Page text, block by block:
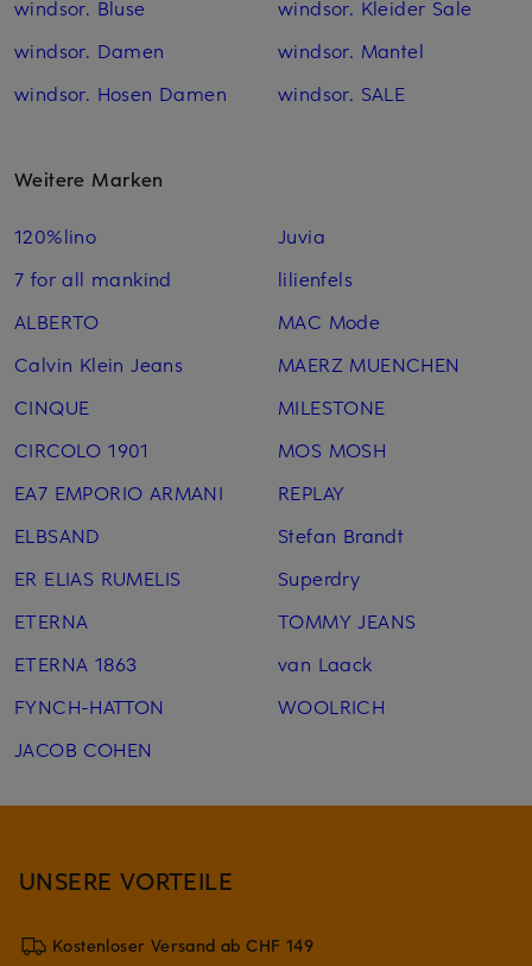
windsor. Bluse
windsor. Damen
windsor. Hosen Damen
windsor. Kleider Sale
windsor. Mantel
windsor. SALE
Weitere Marken
120%lino
7 for all mankind
ALBERTO
Calvin Klein Jeans
CINQUE
CIRCOLO 1901
EA7 EMPORIO ARMANI
ELBSAND
ER ELIAS RUMELIS
ETERNA
ETERNA 1863
FYNCH-HATTON
JACOB COHEN
Juvia
lilienfels
MAC Mode
MAERZ MUENCHEN
MILESTONE
MOS MOSH
REPLAY
Stefan Brandt
Superdry
TOMMY JEANS
van Laack
WOOLRICH
UNSERE VORTEILE
Kostenloser Versand ab CHF 149